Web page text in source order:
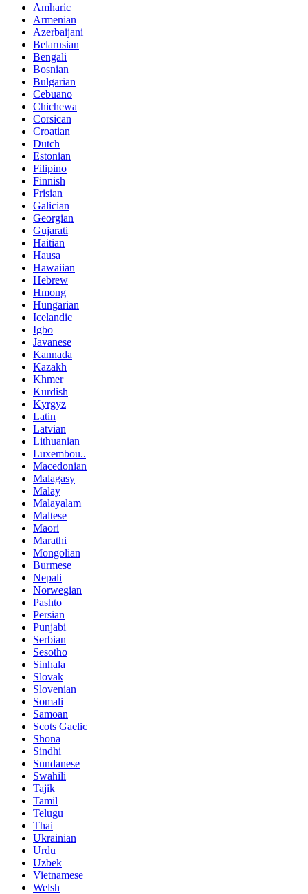
Amharic
Armenian
Azerbaijani
Belarusian
Bengali
Bosnian
Bulgarian
Cebuano
Chichewa
Corsican
Croatian
Dutch
Estonian
Filipino
Finnish
Frisian
Galician
Georgian
Gujarati
Haitian
Hausa
Hawaiian
Hebrew
Hmong
Hungarian
Icelandic
Igbo
Javanese
Kannada
Kazakh
Khmer
Kurdish
Kyrgyz
Latin
Latvian
Lithuanian
Luxembou..
Macedonian
Malagasy
Malay
Malayalam
Maltese
Maori
Marathi
Mongolian
Burmese
Nepali
Norwegian
Pashto
Persian
Punjabi
Serbian
Sesotho
Sinhala
Slovak
Slovenian
Somali
Samoan
Scots Gaelic
Shona
Sindhi
Sundanese
Swahili
Tajik
Tamil
Telugu
Thai
Ukrainian
Urdu
Uzbek
Vietnamese
Welsh